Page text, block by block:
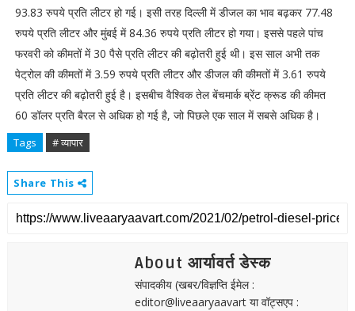
93.83 रुपये प्रति लीटर हो गई। इसी तरह दिल्ली में डीजल का भाव बढ़कर 77.48
रुपये प्रति लीटर और मुंबई में 84.36 रुपये प्रति लीटर हो गया। इससे पहले पांच
फरवरी को कीमतों में 30 पैसे प्रति लीटर की बढ़ोतरी हुई थी। इस साल अभी तक
पेट्रोल की कीमतों में 3.59 रुपये प्रति लीटर और डीजल की कीमतों में 3.61 रुपये
प्रति लीटर की बढ़ोतरी हुई है। इसबीच वैश्विक तेल बेंचमार्क ब्रेंट क्रूड की कीमत
60 डॉलर प्रति बैरल से अधिक हो गई है, जो पिछले एक साल में सबसे अधिक है।
Tags # व्यापार
Share This
About आर्यावर्त डेस्क
संपादकीय (खबर/विज्ञप्ति ईमेल :
editor@liveaaryaavart या वॉट्सएप :